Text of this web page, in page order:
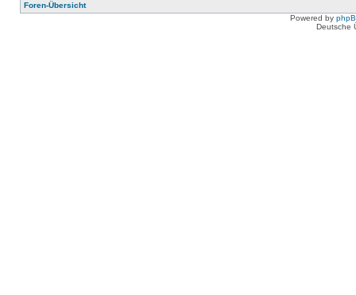
Foren-Übersicht
Powered by
Deutsche